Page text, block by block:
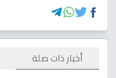
أخبار ذات صلة